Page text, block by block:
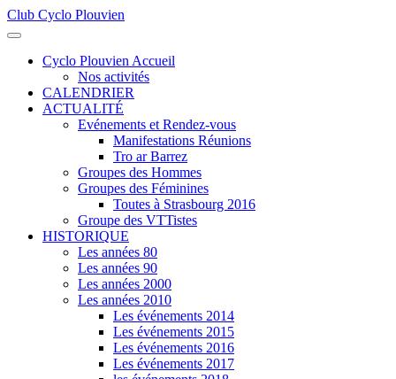
Club Cyclo Plouvien
Cyclo Plouvien Accueil
Nos activités
CALENDRIER
ACTUALITÉ
Evénements et Rendez-vous
Manifestations Réunions
Tro ar Barrez
Groupes des Hommes
Groupes des Féminines
Toutes à Strasbourg 2016
Groupe des VTTistes
HISTORIQUE
Les années 80
Les années 90
Les années 2000
Les années 2010
Les événements 2014
Les événements 2015
Les événements 2016
Les événements 2017
précédente
précédent
suivante
suivant